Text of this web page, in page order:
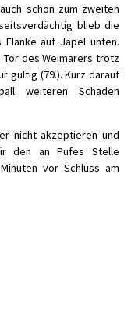
schon zum zweiten
blieb die
auf Jäpel unten.
Tor des Weimarers trotz
gültig (79.). Kurz darauf
weiteren Schaden
nicht akzeptieren und
den an Pufes Stelle
vor Schluss am